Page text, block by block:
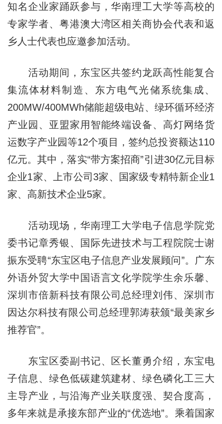
知名企业家踊跃参与，华南理工大学等高校的
专家学者、粤港澳大湾区相关商协会代表和返
乡人士代表也应邀参加活动。
活动期间，东宝区共签约龙跃高性能复合
集流体材料制造、东方电气光储系统集成、
200MW/400MWh储能超级电站、绿环循环经济
产业园、亚盟家用智能终端设备、高灯网络货
运数字产业园等12个项目，签约总投资额达110
亿元。其中，落实“带方案招商”引进30亿元目标
企业1家、上市公司3家、国家级专精特新企业1
家、高新技术企业5家。
活动现场，华南理工大学电子信息学院党
委书记章秀银、国际先进技术与工程院院士谢
振东受聘“东宝区电子信息产业发展顾问”。广东
外语外贸大学中国语言文化学院学生余乐馨、
深圳市倍新科技有限公司总经理刘伟、深圳市
因达尔科技有限公司总经理郭涛获颁“最美家乡
推荐官”。
东宝区委副书记、区长董勇介绍，东宝电
子信息、绿色低碳建筑建材、绿色磷化工三大
主导产业，与沿海产业关联度强、契合度高，
多年来就是承接东部产业的“优选地”。乘着国家